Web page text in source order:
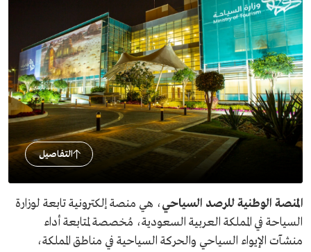
التفاصيل
المنصة الوطنية للرصد السياحي، هي منصة إلكترونية تابعة لوزارة
السياحة في المملكة العربية السعودية، مُخصصة لمتابعة أداء
منشآت الإيواء السياحي والحركة السياحية في مناطق المملكة،